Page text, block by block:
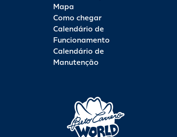
Mapa
Como chegar
Calendário de
Funcionamento
Calendário de
Manutenção